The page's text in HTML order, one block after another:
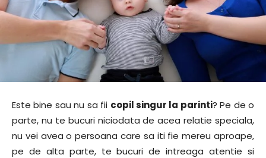
Este bine sau nu sa fii copil singur la parinti? Pe de o
parte, nu te bucuri niciodata de acea relatie speciala,
nu vei avea o persoana care sa iti fie mereu aproape,
pe de alta parte, te bucuri de intreaga atentie si